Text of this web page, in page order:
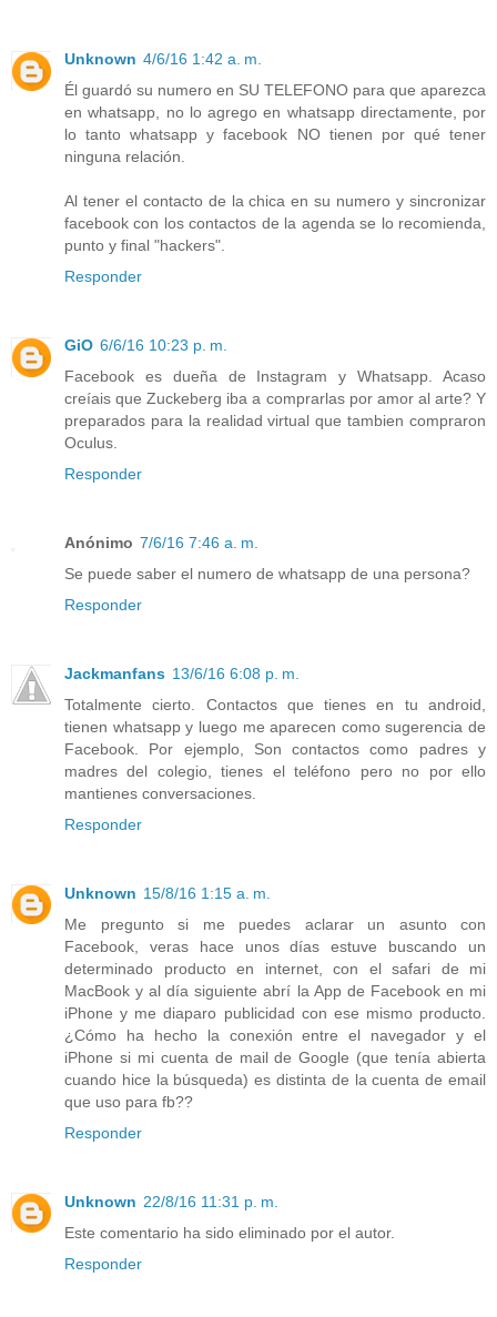
Unknown 4/6/16 1:42 a. m.
Él guardó su numero en SU TELEFONO para que aparezca
en whatsapp, no lo agrego en whatsapp directamente, por
lo tanto whatsapp y facebook NO tienen por qué tener
ninguna relación.
Al tener el contacto de la chica en su numero y sincronizar
facebook con los contactos de la agenda se lo recomienda,
punto y final "hackers".
Responder
GiO 6/6/16 10:23 p. m.
Facebook es dueña de Instagram y Whatsapp. Acaso
creíais que Zuckeberg iba a comprarlas por amor al arte? Y
preparados para la realidad virtual que tambien compraron
Oculus.
Responder
Anónimo 7/6/16 7:46 a. m.
Se puede saber el numero de whatsapp de una persona?
Responder
Jackmanfans 13/6/16 6:08 p. m.
Totalmente cierto. Contactos que tienes en tu android,
tienen whatsapp y luego me aparecen como sugerencia de
Facebook. Por ejemplo, Son contactos como padres y
madres del colegio, tienes el teléfono pero no por ello
mantienes conversaciones.
Responder
Unknown 15/8/16 1:15 a. m.
Me pregunto si me puedes aclarar un asunto con
Facebook, veras hace unos días estuve buscando un
determinado producto en internet, con el safari de mi
MacBook y al día siguiente abrí la App de Facebook en mi
iPhone y me diaparo publicidad con ese mismo producto.
¿Cómo ha hecho la conexión entre el navegador y el
iPhone si mi cuenta de mail de Google (que tenía abierta
cuando hice la búsqueda) es distinta de la cuenta de email
que uso para fb??
Responder
Unknown 22/8/16 11:31 p. m.
Este comentario ha sido eliminado por el autor.
Responder